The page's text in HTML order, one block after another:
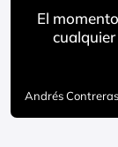
El
Andrés Contreras